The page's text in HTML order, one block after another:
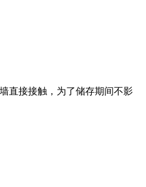
墙直接接触，为了储存期间不影